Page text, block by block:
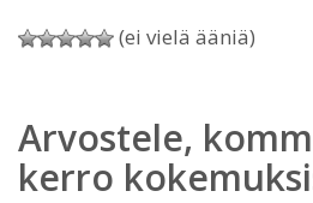
(ei vielä ääniä)
Arvostele,
kerro